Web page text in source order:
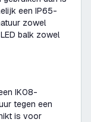
een IP65-
zowel
balk zowel
IK08-
tegen een
is voor